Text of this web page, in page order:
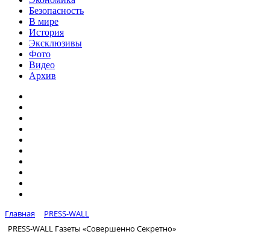
Безопасность
В мире
История
Эксклюзивы
Фото
Видео
Архив
Главная
PRESS-WALL
PRESS-WALL Газеты «Совершенно Секретно»